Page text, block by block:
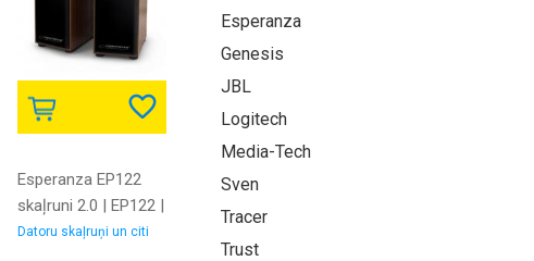
Esperanza EP122
skaļruni 2.0 | EP122 |
5901299911617
Datoru skaļruņi un citi
Esperanza
Genesis
JBL
Logitech
Media-Tech
Sven
Tracer
Trust